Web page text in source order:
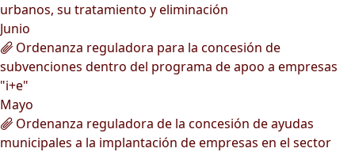
urbanos, su tratamiento y eliminación
Junio
Ordenanza reguladora para la concesión de
subvenciones dentro del programa de apoo a empresas
"i+e"
Mayo
Ordenanza reguladora de la concesión de ayudas
municipales a la implantación de empresas en el sector